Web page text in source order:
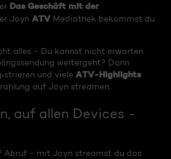
Das Geschäft mit der
Joyn ATV Mediathek bekommst du
alles - Du kannst nicht erwarten
weitergeht? Dann
und viele ATV-Highlights
auf Joyn streamen.
auf allen Devices -
Abruf - mit Joyn streamst du das